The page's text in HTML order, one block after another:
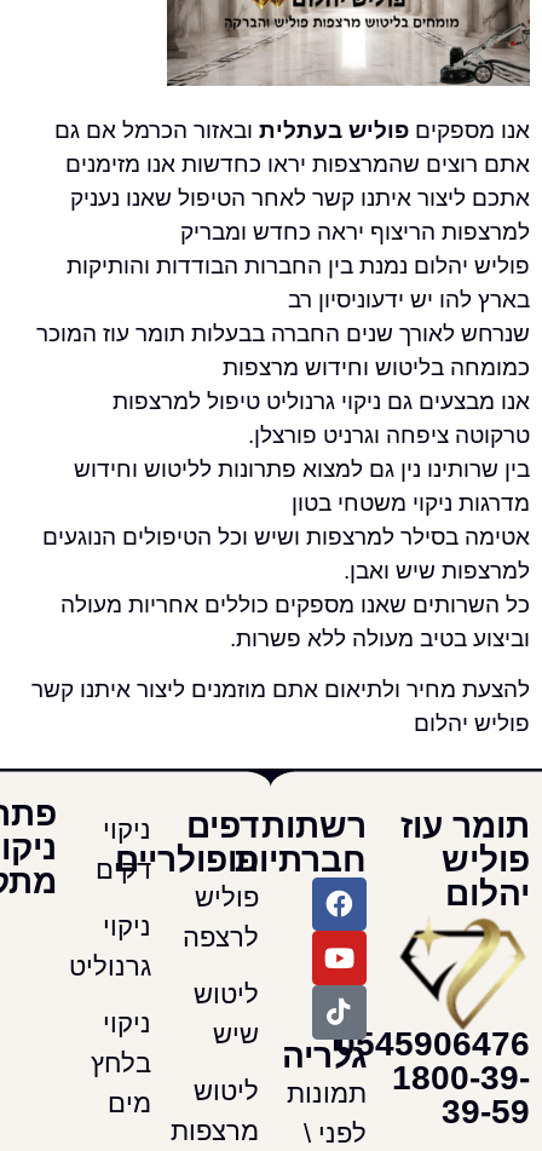
פוליש בעתלית ובאזור הכרמל אם גם
שהמרצפות יראו כחדשות אנו מזימנים
איתנו קשר לאחר הטיפול שאנו נעניק
הריצוף יראה כחדש ומבריק
נמנת בין החברות הבודדות והותיקות
יש ידעוניסיון רב
שנים החברה בבעלות תומר עוז המוכר
וחידוש מרצפות
גם ניקוי גרנוליט טיפול למרצפות
וגרניט פורצלן.
נין גם למצוא פתרונות לליטוש וחידוש
משטחי בטון
למרצפות ושיש וכל הטיפולים הנוגעים
שיש ואבן.
שאנו מספקים כוללים אחריות מעולה
מעולה ללא פשרות.
ולתיאום אתם מוזמנים ליצור איתנו קשר
רשתות
חברתיות
גלריה
תמונות
לפני \
דפים
פופולריים
פוליש
לרצפה
ליטוש
שיש
ליטוש
מרצפות
ניקוי
דקים
ניקוי
ניקוי
מים
פתרונות
ניקוי
מתקדמים